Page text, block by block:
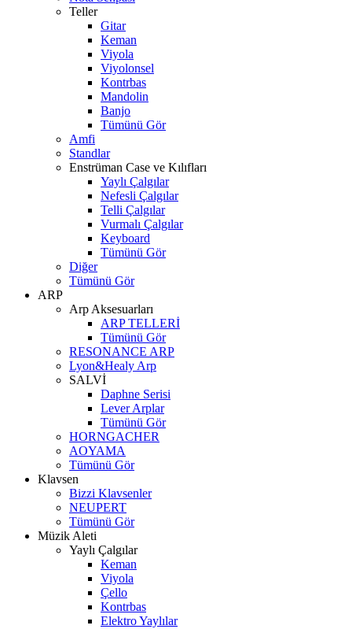
Teller
Gitar
Keman
Viyola
Viyolonsel
Kontrbas
Mandolin
Banjo
Tümünü Gör
Amfi
Standlar
Enstrüman Case ve Kılıfları
Yaylı Çalgılar
Nefesli Çalgılar
Telli Çalgılar
Vurmalı Çalgılar
Keyboard
Tümünü Gör
Diğer
Tümünü Gör
ARP
Arp Aksesuarları
ARP TELLERİ
Tümünü Gör
RESONANCE ARP
Lyon&Healy Arp
SALVİ
Daphne Serisi
Lever Arplar
Tümünü Gör
HORNGACHER
AOYAMA
Tümünü Gör
Klavsen
Bizzi Klavsenler
NEUPERT
Tümünü Gör
Müzik Aleti
Yaylı Çalgılar
Keman
Viyola
Çello
Kontrbas
Elektro Yaylılar